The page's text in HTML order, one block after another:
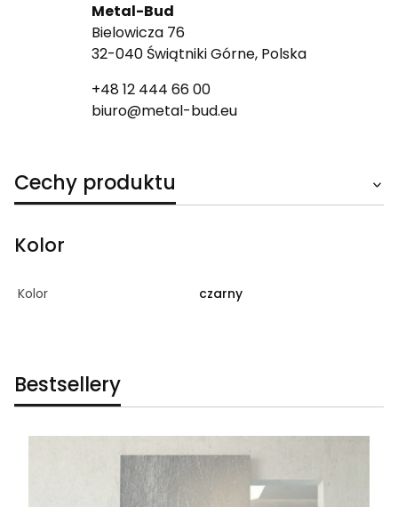
Metal-Bud
Bielowicza 76
32-040 Świątniki Górne, Polska
+48 12 444 66 00
biuro@metal-bud.eu
Cechy produktu
Kolor
Kolor czarny
Bestsellery